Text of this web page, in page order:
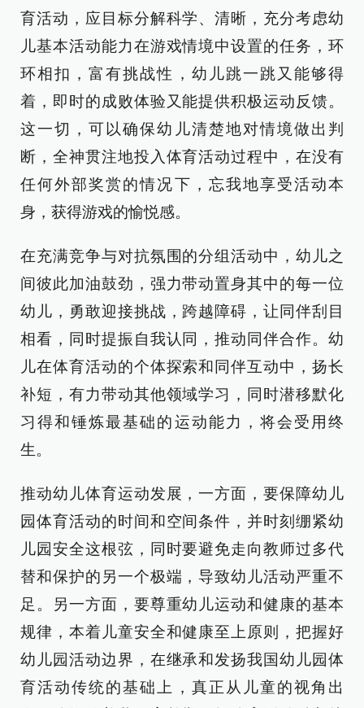
育活动，应目标分解科学、清晰，充分考虑幼
儿基本活动能力在游戏情境中设置的任务，环
环相扣，富有挑战性，幼儿跳一跳又能够得
着，即时的成败体验又能提供积极运动反馈。
这一切，可以确保幼儿清楚地对情境做出判
断，全神贯注地投入体育活动过程中，在没有
任何外部奖赏的情况下，忘我地享受活动本
身，获得游戏的愉悦感。
在充满竞争与对抗氛围的分组活动中，幼儿之
间彼此加油鼓劲，强力带动置身其中的每一位
幼儿，勇敢迎接挑战，跨越障碍，让同伴刮目
相看，同时提振自我认同，推动同伴合作。幼
儿在体育活动的个体探索和同伴互动中，扬长
补短，有力带动其他领域学习，同时潜移默化
习得和锤炼最基础的运动能力，将会受用终
生。
推动幼儿体育运动发展，一方面，要保障幼儿
园体育活动的时间和空间条件，并时刻绷紧幼
儿园安全这根弦，同时要避免走向教师过多代
替和保护的另一个极端，导致幼儿活动严重不
足。另一方面，要尊重幼儿运动和健康的基本
规律，本着儿童安全和健康至上原则，把握好
幼儿园活动边界，在继承和发扬我国幼儿园体
育活动传统的基础上，真正从儿童的视角出